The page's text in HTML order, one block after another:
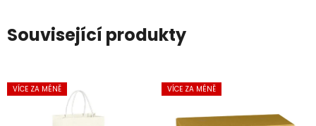
Související produkty
VÍCE ZA MÉNĚ VÍCE ZA MÉNĚ